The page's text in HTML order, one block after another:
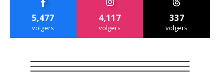
5,477
volgers
4,117
volgers
337
volgers